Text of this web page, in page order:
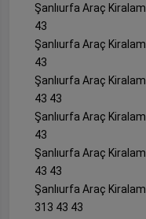
Şanlıurfa Araç
43
Şanlıurfa Araç
43
Şanlıurfa Araç
43 43
Şanlıurfa Araç
43
Şanlıurfa Araç
43 43
Şanlıurfa Araç
313 43 43